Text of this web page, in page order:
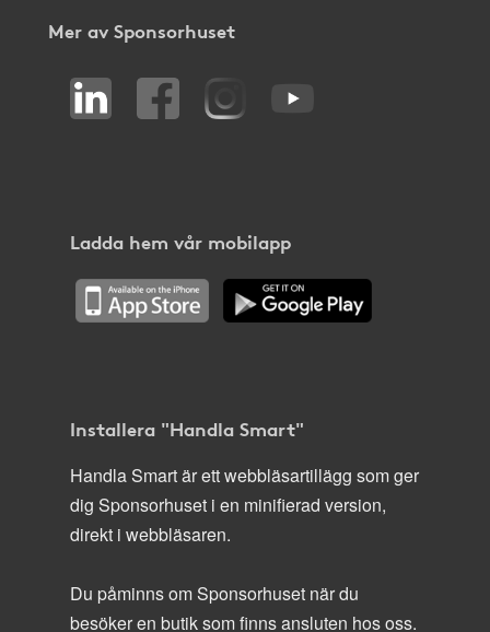
Mer av Sponsorhuset
Ladda hem vår mobilapp
Installera "Handla Smart"
Handla Smart är ett webbläsartillägg som ger
dig Sponsorhuset i en minifierad version,
direkt i webbläsaren.
Du påminns om Sponsorhuset när du
besöker en butik som finns ansluten hos oss.